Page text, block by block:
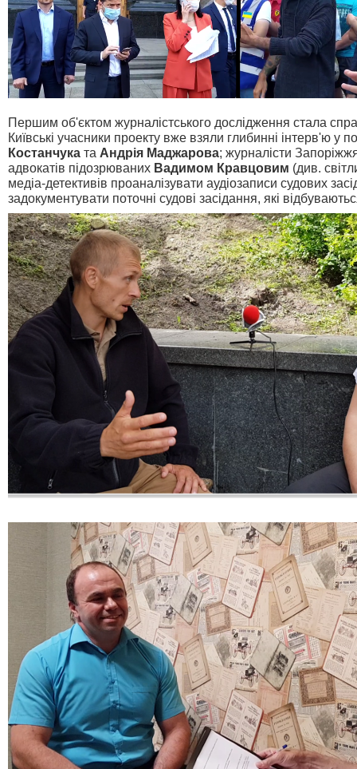
Першим об'єктом журналістського дослідження стала
Київські учасники проекту вже взяли глибинні інтерв'ю у
Костанчука та Андрія Маджарова; журналісти
адвокатів підозрюваних Вадимом Кравцовим (див.
медіа-детективів проаналізувати аудіозаписи судових
задокументувати поточні судові засідання, які